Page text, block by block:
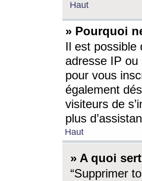
Haut
» Pourquoi
Il est possible
adresse IP ou
pour vous
également
visiteurs de
plus
Haut
» A quoi
“Supprimer